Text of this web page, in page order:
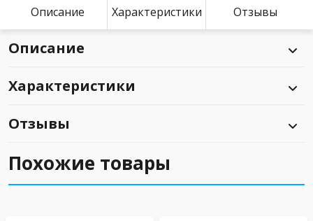
Описание
Характеристики Отзывы
Описание
Характеристики
Отзывы
Похожие товары